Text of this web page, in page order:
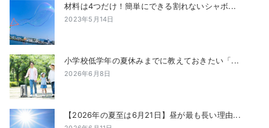
材料は4つだけ！簡単にできる割れないシャボ...
2023年5月14日
小学校低学年の夏休みまでに教えておきたい「...
2026年6月8日
【2026年の夏至は6月21日】昼が最も長い理由...